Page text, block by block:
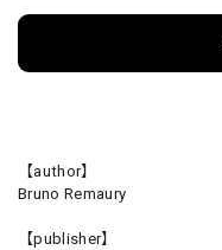
【author】
Bruno Remaury
【publisher】